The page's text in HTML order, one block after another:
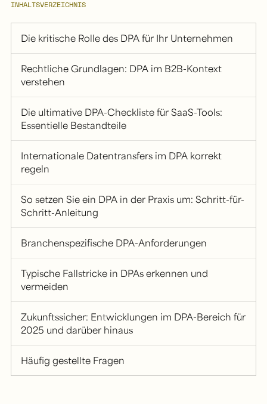
INHALTSVERZEICHNIS
Die kritische Rolle des DPA für Ihr Unternehmen
Rechtliche Grundlagen: DPA im B2B-Kontext
verstehen
Die ultimative DPA-Checkliste für SaaS-Tools:
Essentielle Bestandteile
Internationale Datentransfers im DPA korrekt
regeln
So setzen Sie ein DPA in der Praxis um: Schritt-für-
Schritt-Anleitung
Branchenspezifische DPA-Anforderungen
Typische Fallstricke in DPAs erkennen und
vermeiden
Zukunftssicher: Entwicklungen im DPA-Bereich für
2025 und darüber hinaus
Häufig gestellte Fragen